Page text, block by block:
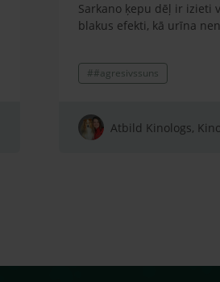
Sarkano ķepu dēļ ir izieti
blakus efekti, kā urīna
pret citiem suņiem.
mīlēts un lolots, nav
vai iekost rokā līdz
Vīru klausa, bet arī tam
##agresivssuns
Atbild Kinologs,